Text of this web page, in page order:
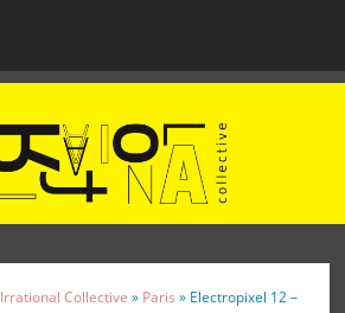
Irrational Collective » Paris » Electropixel 12 –